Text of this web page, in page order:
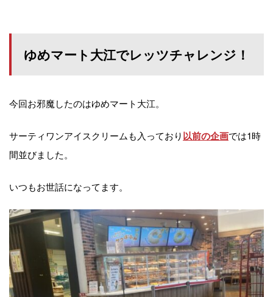
ゆめマート大江でレッツチャレンジ！
今回お邪魔したのはゆめマート大江。
サーティワンアイスクリームも入っており以前の企画では1時
間並びました。
いつもお世話になってます。